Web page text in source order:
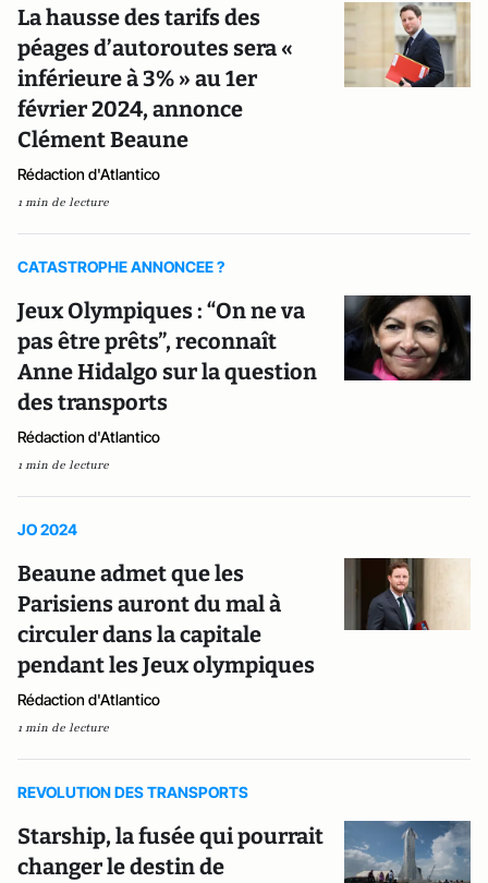
La hausse des tarifs des
péages d’autoroutes sera «
inférieure à 3% » au 1er
février 2024, annonce
Clément Beaune
Rédaction d'Atlantico
1 min de lecture
CATASTROPHE ANNONCEE ?
Jeux Olympiques : “On ne va
pas être prêts”, reconnaît
Anne Hidalgo sur la question
des transports
Rédaction d'Atlantico
1 min de lecture
JO 2024
Beaune admet que les
Parisiens auront du mal à
circuler dans la capitale
pendant les Jeux olympiques
Rédaction d'Atlantico
1 min de lecture
REVOLUTION DES TRANSPORTS
Starship, la fusée qui pourrait
changer le destin de